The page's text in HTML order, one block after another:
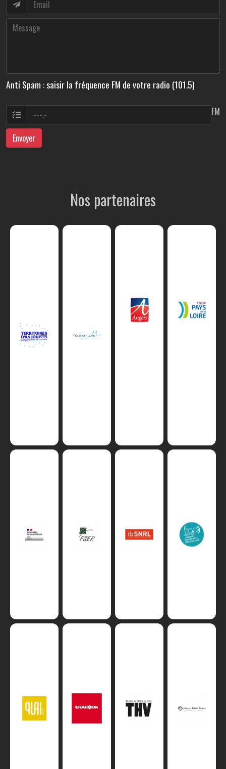
Anti Spam : saisir la fréquence FM de votre radio (101.5)
FM
Envoyer
Nos partenaires